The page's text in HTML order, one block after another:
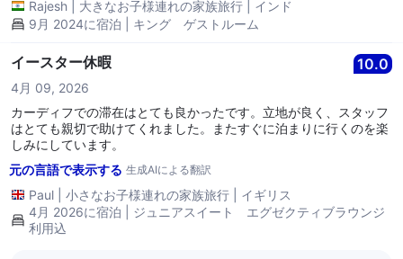
Rajesh 大きなお子様連れの家族旅行
インド
9月 2024に宿泊 | キング ゲストルーム
イースター休暇 10.0
4月 09, 2026
カーディフでの滞在はとても良かったです。立地が良く、スタッフ
はとても親切で助けてくれました。またすぐに泊まりに行くのを楽
しみにしています。
元の言語で表示する 生成AIによる翻訳
Paul 小さなお子様連れの家族旅行
イギリス
4月 2026に宿泊 | ジュニアスイート エグゼクティブラウンジ
利用込